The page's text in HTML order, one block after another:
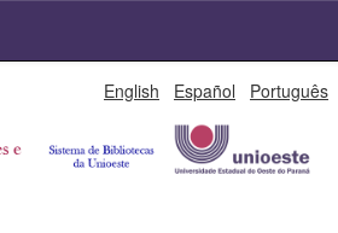
English Español Português